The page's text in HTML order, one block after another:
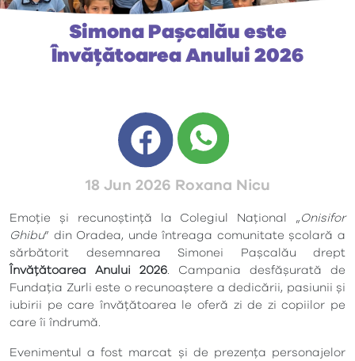
Simona Pașcalău este
Învățătoarea Anului 2026
18 Jun 2026 Roxana Nicu
Emoție și recunoștință la Colegiul Național „ Onisifor
Ghibu” din Oradea, unde întreaga comunitate școlară a
sărbătorit desemnarea Simonei Pașcalău drept
Învățătoarea Anului 2026 . Campania desfășurată de
Fundația Zurli este o recunoaștere a dedicării, pasiunii și
iubirii pe care învățătoarea le oferă zi de zi copiilor pe
care îi îndrumă.
Evenimentul a fost marcat și de prezența personajelor